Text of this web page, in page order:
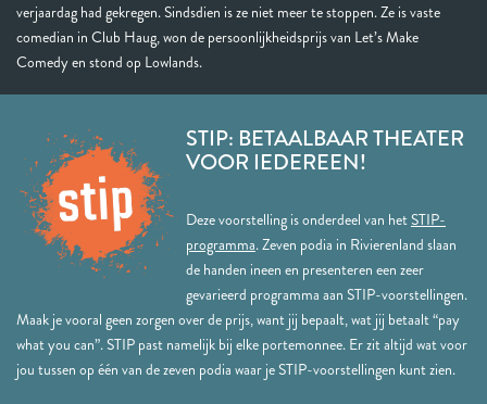
verjaardag had gekregen. Sindsdien is ze niet meer te stoppen. Ze is vaste
comedian in Club Haug, won de persoonlijkheidsprijs van Let’s Make
Comedy en stond op Lowlands.
STIP: BETAALBAAR THEATER
VOOR IEDEREEN!
Deze voorstelling is onderdeel van hetSTIP-
programma. Zeven podia in Rivierenland slaan
de handen ineen en presenteren een zeer
gevarieerd programma aan STIP-voorstellingen.
Maak je vooral geen zorgen over de prijs, want jij bepaalt, wat jij betaalt “pay
what you can”. STIP past namelijk bij elke portemonnee. Er zit altijd wat voor
jou tussen op één van de zeven podia waar je STIP-voorstellingen kunt zien.